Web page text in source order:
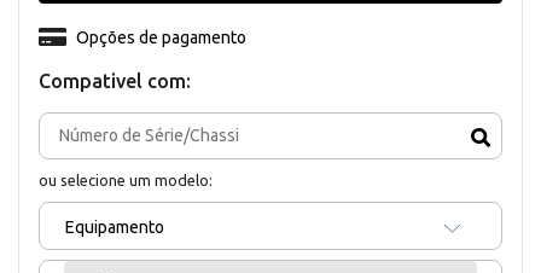
Compativel com:
ou selecione um modelo:
Equipamento
Opções de pagamento